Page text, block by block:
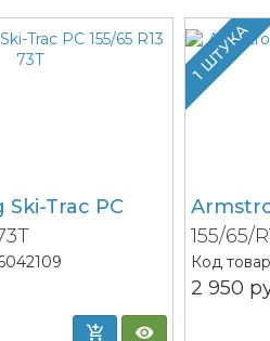
Trac PC
1 ШТУКА
155/65/
Код
2 950